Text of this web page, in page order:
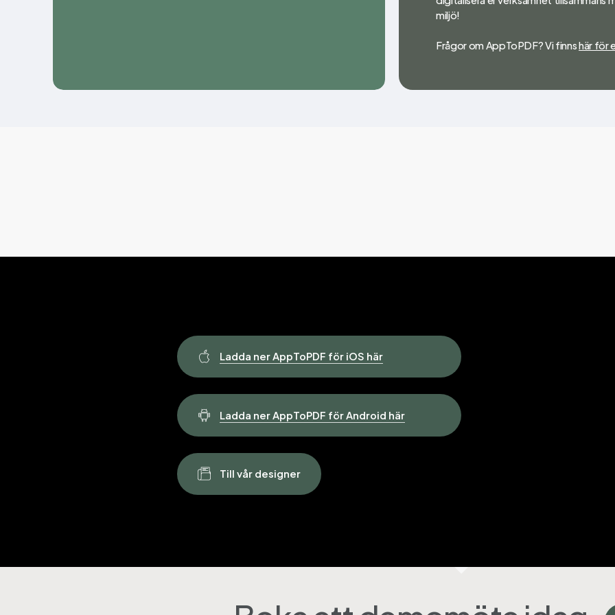
miljö!
Frågor om AppToPDF? Vi finnshär för
Ladda ner AppToPDF för iOS här
Ladda ner AppToPDF för Android här
Till vår designer